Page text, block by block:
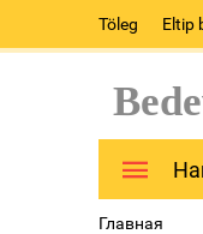
Töleg Eltip
Главная